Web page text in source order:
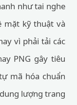
như tai nghe
mặt kỹ thuật và
vì phải tải các
PNG gây tiêu
mã hóa chuẩn
lượng trang